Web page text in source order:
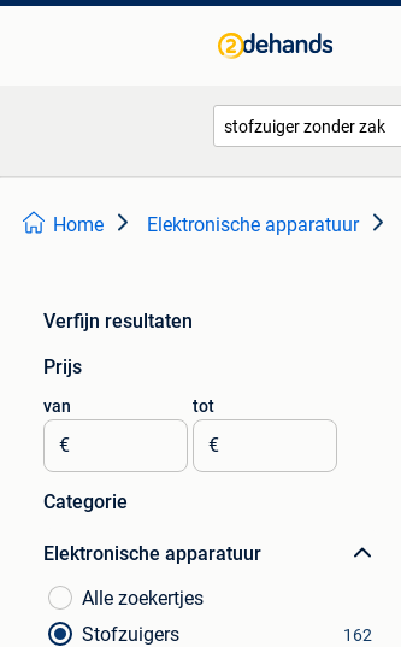
Home Elektronische apparatuur
Verfijn resultaten
Prijs
van
€
tot
€
Categorie
Elektronische apparatuur
Alle zoekertjes
Stofzuigers
162